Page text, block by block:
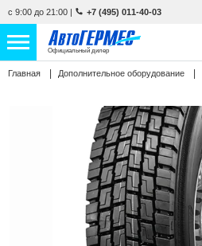
с 9:00 до 21:00 | +7 (495) 011-40-03
Официальный дилер
НОВЫЕ АВТОМОБИЛИ 4808 авто
С ПРОБЕГОМ 842 авто
Главная Дополнительное оборудование